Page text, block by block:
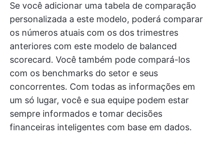
Se você adicionar uma tabela de comparação
personalizada a este modelo, poderá comparar
os números atuais com os dos trimestres
anteriores com este modelo de balanced
scorecard. Você também pode compará-los
com os benchmarks do setor e seus
concorrentes. Com todas as informações em
um só lugar, você e sua equipe podem estar
sempre informados e tomar decisões
financeiras inteligentes com base em dados.